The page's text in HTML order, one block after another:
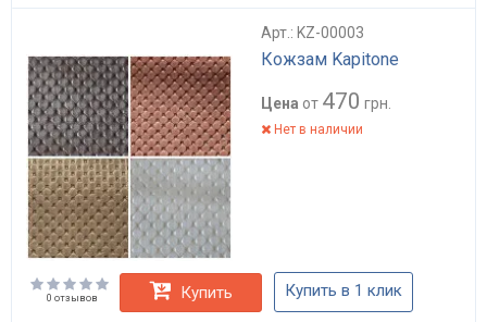
Арт.: KZ-00003
Кожзам Kapitone
Цена от 470 грн.
Нет в наличии
0 отзывов Купить Купить в 1 клик